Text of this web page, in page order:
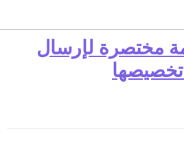
مختصرة لإرسال